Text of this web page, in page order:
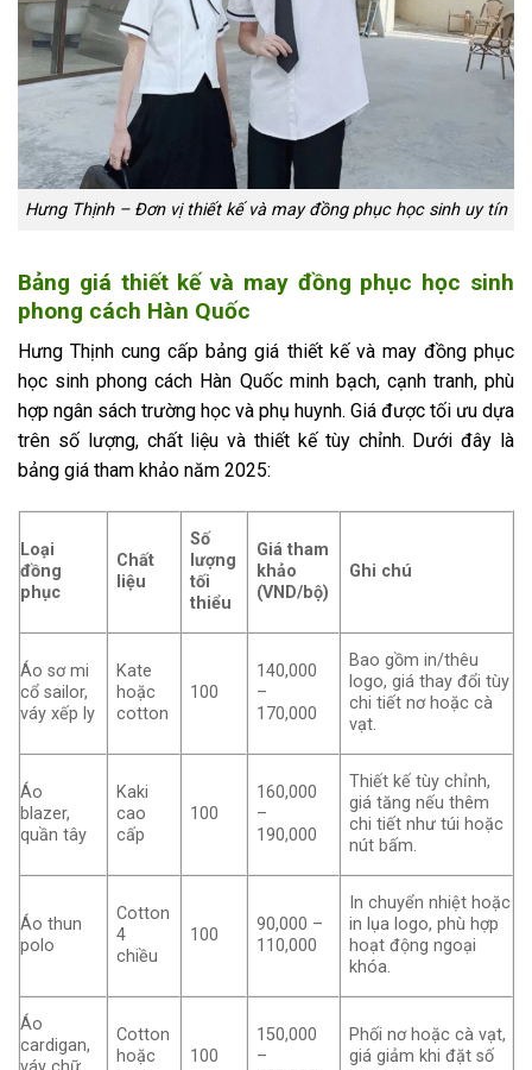
Hưng Thịnh – Đơn vị thiết kế và may đồng phục học sinh uy tín
Bảng giá thiết kế và may đồng phục học sinh
phong cách Hàn Quốc
Hưng Thịnh cung cấp bảng giá thiết kế và may đồng phục
học sinh phong cách Hàn Quốc minh bạch, cạnh tranh, phù
hợp ngân sách trường học và phụ huynh. Giá được tối ưu dựa
trên số lượng, chất liệu và thiết kế tùy chỉnh. Dưới đây là
bảng giá tham khảo năm 2025:
Loại
đồng
phục
Chất
liệu
Số
lượng
tối
thiểu
Giá tham
khảo
(VND/bộ)
Ghi chú
Áo sơ mi
cổ sailor,
váy xếp ly
Kate
hoặc
cotton
100
140,000
–
170,000
Bao gồm in/thêu
logo, giá thay đổi tùy
chi tiết nơ hoặc cà
vạt.
Áo
blazer,
quần tây
Kaki
cao
cấp
100
160,000
–
190,000
Thiết kế tùy chỉnh,
giá tăng nếu thêm
chi tiết như túi hoặc
nút bấm.
Áo thun
polo
Cotton
4
chiều
100
90,000 –
110,000
In chuyển nhiệt hoặc
in lụa logo, phù hợp
hoạt động ngoại
khóa.
Áo
cardigan,
Cotton
hoặc
100
150,000
–
Phối nơ hoặc cà vạt,
giá giảm khi đặt số